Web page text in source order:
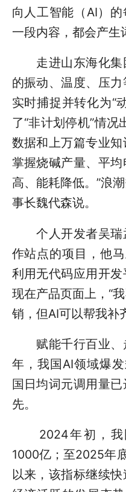
向人工智能（AI）
一段内容，都会产生
走进山东海化集
的振动、温度、压
实时捕捉并转化为“
了“非计划停机”情况
数据和上万篇专业
掌握烧碱产量、平
高、能耗降低。”浪
事长魏代森说。
个人开发者吴瑞
作站点的项目，他马
利用无代码应用开
现在产品页面上，“
销，但AI可以帮我补
赋能千行百业、
年，我国AI领域爆
国日均词元调用量
先。
2024年初，我
1000亿；至2025年
以来，该指标继续